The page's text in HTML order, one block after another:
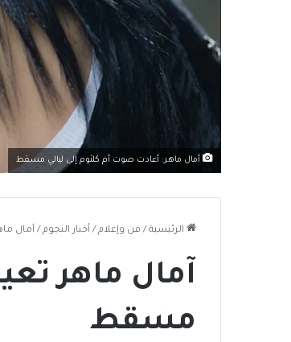
أمال ماهر: أعادت صوت أم كلثوم إلى ليالي مسقط
الرئيسية / فن وإعلام / أخبار النجوم / آمال
آمال ماهر
مسقط